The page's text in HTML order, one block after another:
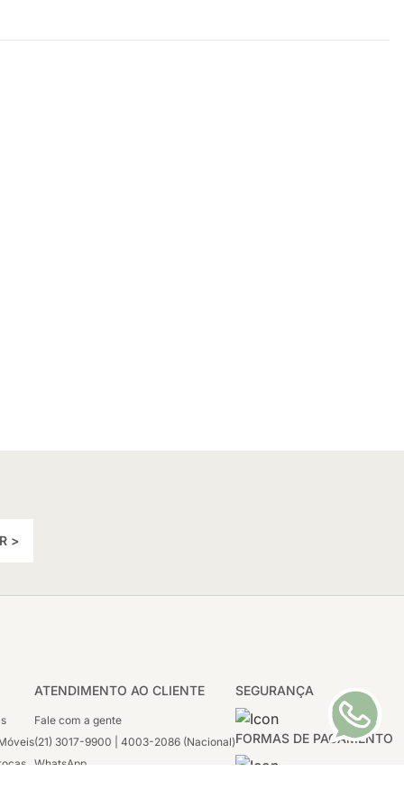
>
SEGURANÇA
FORMAS DE PAGAMENTO
ATENDIMENTO AO CLIENTE
Fale com a gente
(21) 3017-9900 | 4003-2086 (Nacional)
WhatsApp